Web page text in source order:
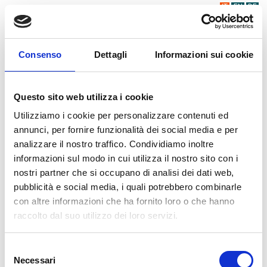
Consenso Dettagli Informazioni sui cookie
Questo sito web utilizza i cookie
Utilizziamo i cookie per personalizzare contenuti ed
annunci, per fornire funzionalità dei social media e per
analizzare il nostro traffico. Condividiamo inoltre
informazioni sul modo in cui utilizza il nostro sito con i
nostri partner che si occupano di analisi dei dati web,
pubblicità e social media, i quali potrebbero combinarle
con altre informazioni che ha fornito loro o che hanno
raccolto dal suo utilizzo dei loro servizi.
delNecessari
IT EN DE